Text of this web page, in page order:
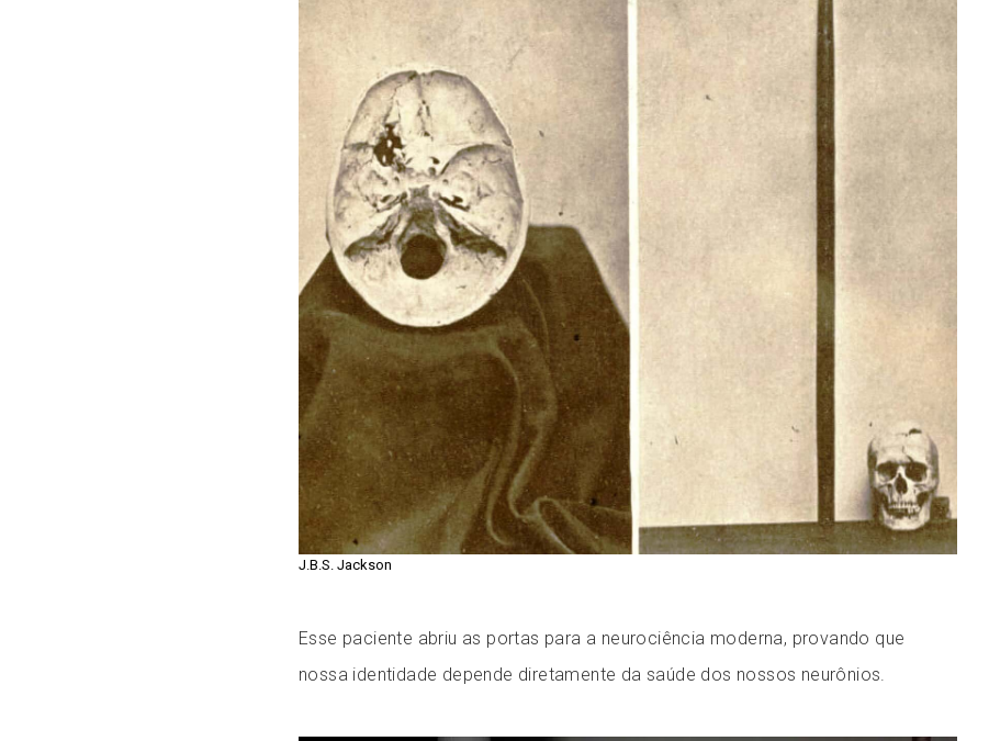
J.B.S. Jackson
Esse paciente abriu as portas para a neurociência moderna, provando que
nossa identidade depende diretamente da saúde dos nossos neurônios.